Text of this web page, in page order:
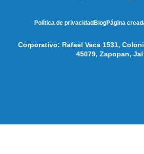
Política de privacidadBlogPágina
Corporativo: Rafael Vaca 1531,
45079, Zapopan, Jal